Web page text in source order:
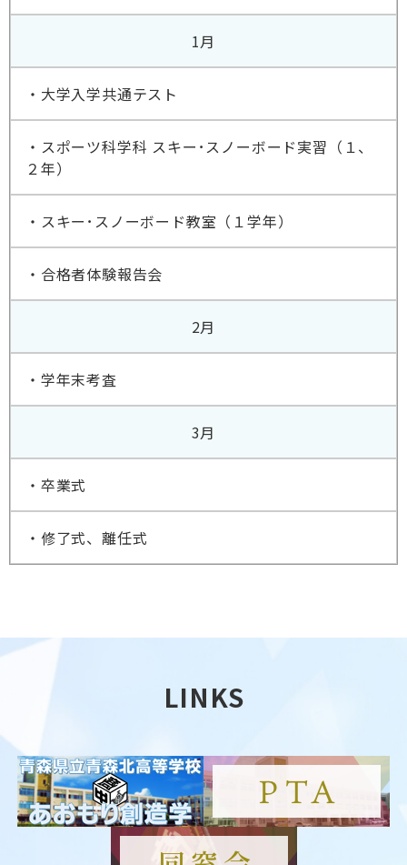
1月
・大学入学共通テスト
・スポーツ科学科 スキー･スノーボード実習（１、
２年）
・スキー･スノーボード教室（１学年）
・合格者体験報告会
2月
・学年末考査
3月
・卒業式
・修了式、離任式
LINKS